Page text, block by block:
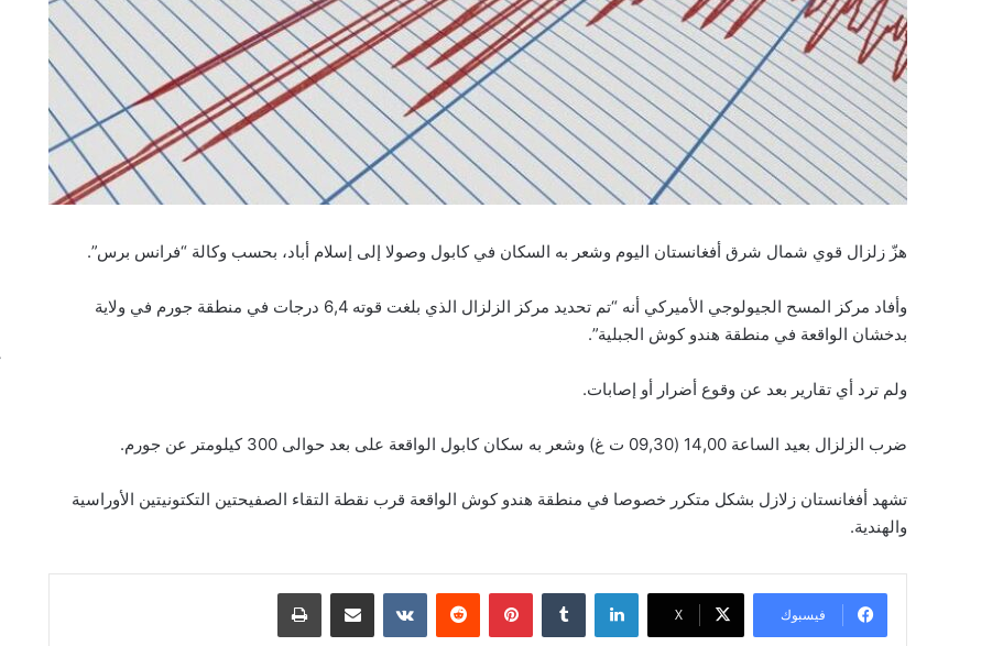
هزّ زلزال قوي شمال شرق أفغانستان اليوم وشعر به السكان في كابول وصولا إلى إسلام أباد، بحسب وكالة “فرانس برس”.
وأفاد مركز المسح الجيولوجي الأميركي أنه “تم تحديد مركز الزلزال الذي بلغت قوته 6,4 درجات في منطقة جورم في ولاية
بدخشان الواقعة في منطقة هندو كوش الجبلية”.
ولم ترد أي تقارير بعد عن وقوع أضرار أو إصابات.
ضرب الزلزال بعيد الساعة 14,00 (09,30 ت غ) وشعر به سكان كابول الواقعة على بعد حوالى 300 كيلومتر عن جورم.
تشهد أفغانستان زلازل بشكل متكرر خصوصا في منطقة هندو كوش الواقعة قرب نقطة التقاء الصفيحتين التكتونيتين الأوراسية
والهندية.
فيسبوك ‫X
لينكدإن بينتيريست